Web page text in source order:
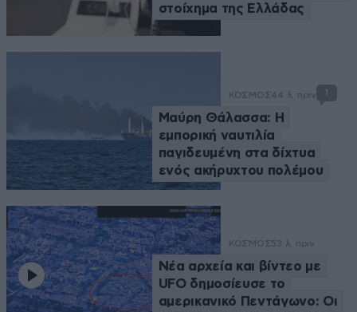
στοίχημα της Ελλάδας
ΚΟΣΜΟΣ44 λ. πριν 1
Μαύρη Θάλασσα: Η
εμπορική ναυτιλία
παγιδευμένη στα δίχτυα
ενός ακήρυχτου πολέμου
ΚΟΣΜΟΣ53 λ. πριν
Νέα αρχεία και βίντεο με
UFO δημοσίευσε το
αμερικανικό Πεντάγωνο: Οι